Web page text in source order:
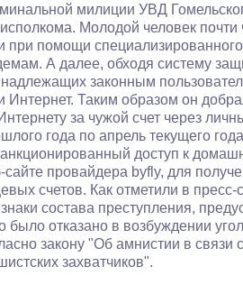
милиции УВД
Молодой человек
при помощи
А далее, обходя систему
законным
Интернет. Таким образом он
за чужой счет через
года по апрель текущего
доступ к
сайте провайдера byfly, для
счетов. Как отметили в
состава преступления,
было отказано в возбуждении
закону "Об амнистии в
захватчиков".